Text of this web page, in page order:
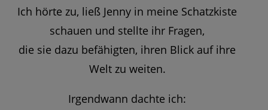
Ich hörte zu, ließ Jenny in meine Schatzkiste
schauen und stellte ihr Fragen,
die sie dazu befähigten, ihren Blick auf ihre
Welt zu weiten.
Irgendwann dachte ich: